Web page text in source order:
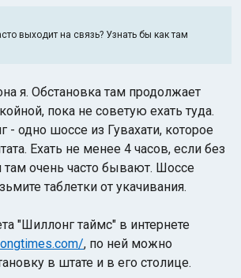
выходит на связь? Узнать бы как там
я. Обстановка там продолжает
пока не советую ехать туда.
- одно шоссе из Гувахати, которое
Ехать не менее 4 часов, если без
очень часто бывают. Шоссе
таблетки от укачивания.
"Шиллонг таймс" в интернете
, по ней можно
в штате и в его столице.